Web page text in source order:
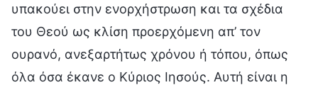
υπακούει στην ενορχήστρωση και τα σχέδια
του Θεού ως κλίση προερχόμενη απ’ τον
ουρανό, ανεξαρτήτως χρόνου ή τόπου, όπως
όλα όσα έκανε ο Κύριος Ιησούς. Αυτή είναι η